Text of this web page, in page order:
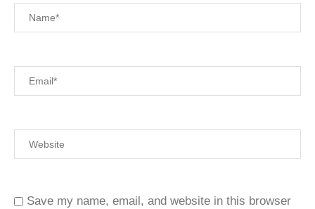
Save my name, email, and website in this browser